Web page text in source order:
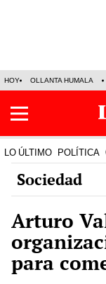
HOY OLLANTA HUMALA
LO ÚLTIMO POLÍTICA
Sociedad
Arturo
para